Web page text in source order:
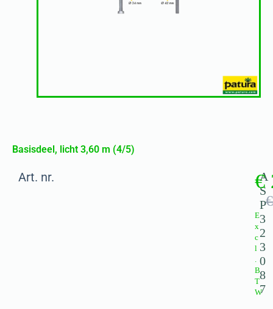
Basisdeel, licht 3,60 m (4/5)
Art. nr.
A
S
P
3
2
3
0
8
7
€
€
E
x
c
l
.
B
T
W